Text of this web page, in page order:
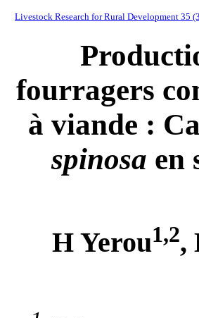
Livestock Research for Rural Development 35
fourragers
à viande :
spinosa en
H Yerou1,2,